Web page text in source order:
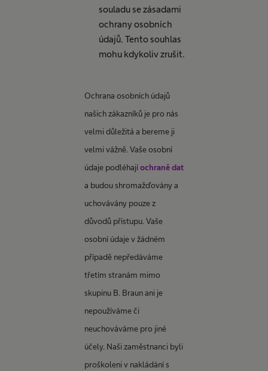
souladu se zásadami
ochrany osobních
údajů. Tento souhlas
mohu kdykoliv zrušit.
Ochrana osobních údajů
našich zákazníků je pro nás
velmi důležitá a bereme ji
velmi vážně. Vaše osobní
údaje podléhajíochraně dat
a budou shromažďovány a
uchovávány pouze z
důvodů přístupu. Vaše
osobní údaje v žádném
případě nepředáváme
třetím stranám mimo
skupinu B. Braun ani je
nepoužíváme či
neuchováváme pro jiné
účely. Naši zaměstnanci byli
proškoleni v nakládání s